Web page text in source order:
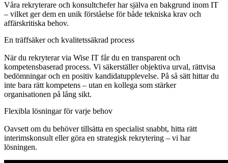
Våra rekryterare och konsultchefer har själva en bakgrund inom IT
– vilket ger dem en unik förståelse för både tekniska krav och
affärskritiska behov.
En träffsäker och kvalitetssäkrad process
När du rekryterar via Wise IT får du en transparent och
kompetensbaserad process. Vi säkerställer objektiva urval, rättvisa
bedömningar och en positiv kandidatupplevelse. På så sätt hittar du
inte bara rätt kompetens – utan en kollega som stärker
organisationen på lång sikt.
Flexibla lösningar för varje behov
Oavsett om du behöver tillsätta en specialist snabbt, hitta rätt
interimskonsult eller göra en strategisk rekrytering – vi har
lösningen.